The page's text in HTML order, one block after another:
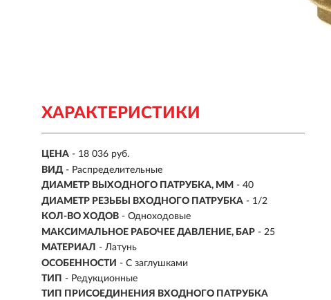
ХАРАКТЕРИСТИКИ
ЦЕНА - 18 036 руб.
ВИД - Распределительные
ДИАМЕТР ВЫХОДНОГО ПАТРУБКА, ММ - 40
ДИАМЕТР РЕЗЬБЫ ВХОДНОГО ПАТРУБКА - 1/2
КОЛ-ВО ХОДОВ - Одноходовые
МАКСИМАЛЬНОЕ РАБОЧЕЕ ДАВЛЕНИЕ, БАР - 25
МАТЕРИАЛ - Латунь
ОСОБЕННОСТИ - С заглушками
ТИП - Редукционные
ТИП ПРИСОЕДИНЕНИЯ ВХОДНОГО ПАТРУБКА